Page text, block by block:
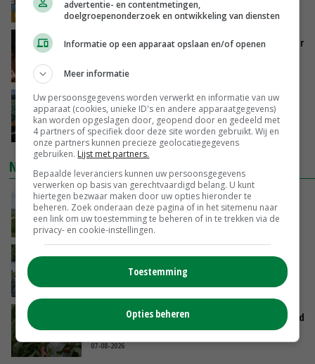
GISTEREN, 15:33
Vlaamse varkensstapel krimpt, pluimveesector
GISTEREN, 15:20
‘Cijfer jezelf niet weg en doe vooral ook waar
je gelukkig van wordt’
GISTEREN, 13:31
NIEUWSTE VIDEO'S
POAH!: John Deere 7730
GISTEREN, 10:00
Oekraïne-vlogger Kees Huizinga: ‘Bezoek van
de ambassade mag zelf groente plukken’
07-08-2026
Limburgse mais van Frijns doet het verrassend
goed
07-08-2026
advertentie- en contentmetingen,
doelgroepenonderzoek en ontwikkeling van diensten
Informatie op een apparaat opslaan en/of openen
Meer informatie
Uw persoonsgegevens worden verwerkt en informatie van uw
apparaat (cookies, unieke ID's en andere apparaatgegevens)
kan worden opgeslagen door, geopend door en gedeeld met
4 partners of specifiek door deze site worden gebruikt. Wij en
onze partners kunnen precieze geolocatiegegevens
gebruiken. Lijst met partners.
Bepaalde leveranciers kunnen uw persoonsgegevens
verwerken op basis van gerechtvaardigd belang. U kunt
hiertegen bezwaar maken door uw opties hieronder te
beheren. Zoek onderaan deze pagina of in het sitemenu naar
een link om uw toestemming te beheren of in te trekken via de
privacy- en cookie-instellingen.
Toestemming
Opties beheren